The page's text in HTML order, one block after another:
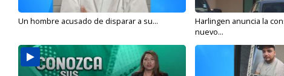
Un hombre acusado de disparar a su...
Harlingen anuncia la
nuevo...